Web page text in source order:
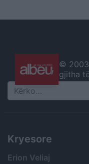
©
gjitha
Search
Kryesore
Erion Veliaj